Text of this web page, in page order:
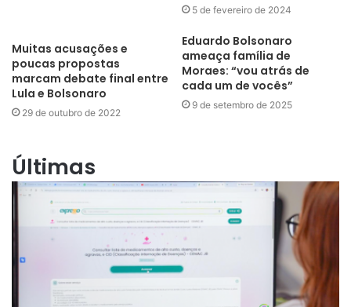
5 de fevereiro de 2024
Muitas acusações e
poucas propostas
marcam debate final entre
Lula e Bolsonaro
29 de outubro de 2022
Eduardo Bolsonaro
ameaça família de
Moraes: “vou atrás de
cada um de vocês”
9 de setembro de 2025
Últimas